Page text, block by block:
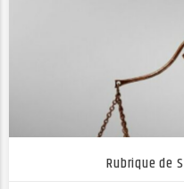
Rubrique de